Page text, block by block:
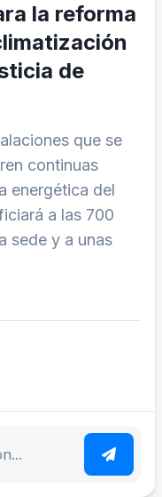
la reforma
de
que se
continuas
energética del
a las 700
sede y a unas